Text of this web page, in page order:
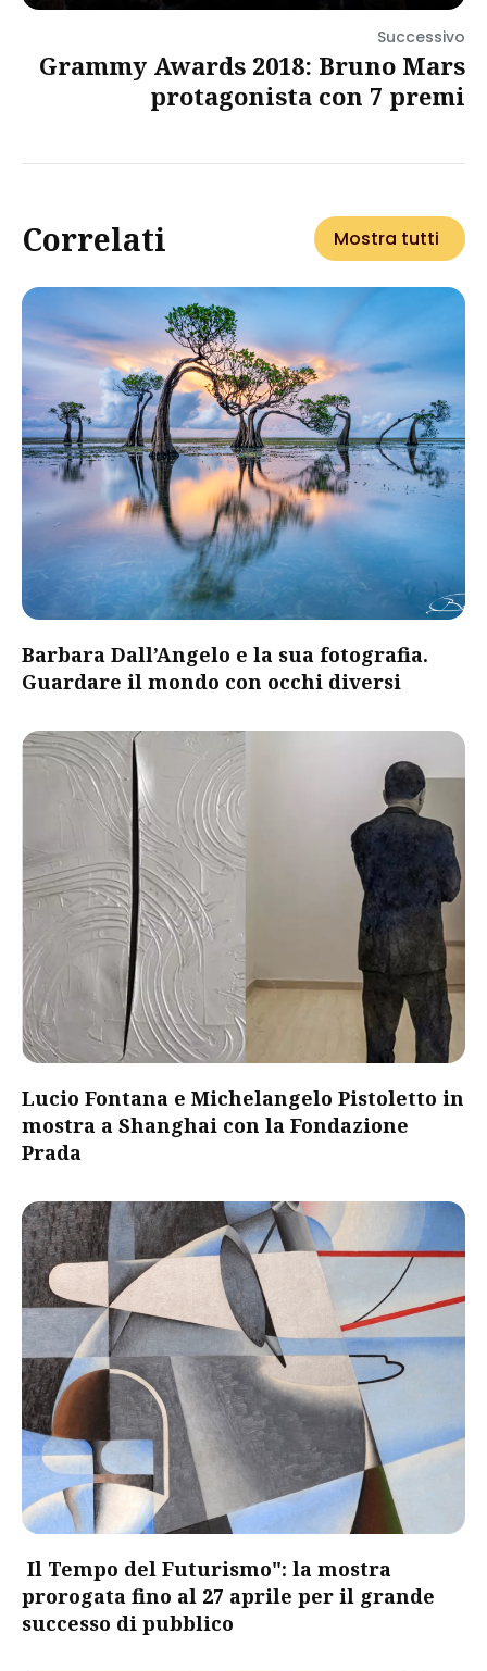
Successivo
Grammy Awards 2018: Bruno Mars
protagonista con 7 premi
Correlati Mostra tutti
Barbara Dall’Angelo e la sua fotografia.
Guardare il mondo con occhi diversi
Lucio Fontana e Michelangelo Pistoletto in
mostra a Shanghai con la Fondazione
Prada
Il Tempo del Futurismo": la mostra
prorogata fino al 27 aprile per il grande
successo di pubblico